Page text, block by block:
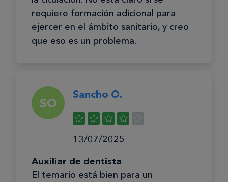
requiere formación adicional para
ejercer en el ámbito sanitario, y creo
que eso es un problema.
SO
Sancho O.
13/07/2025
Auxiliar de dentista
El temario está bien para un